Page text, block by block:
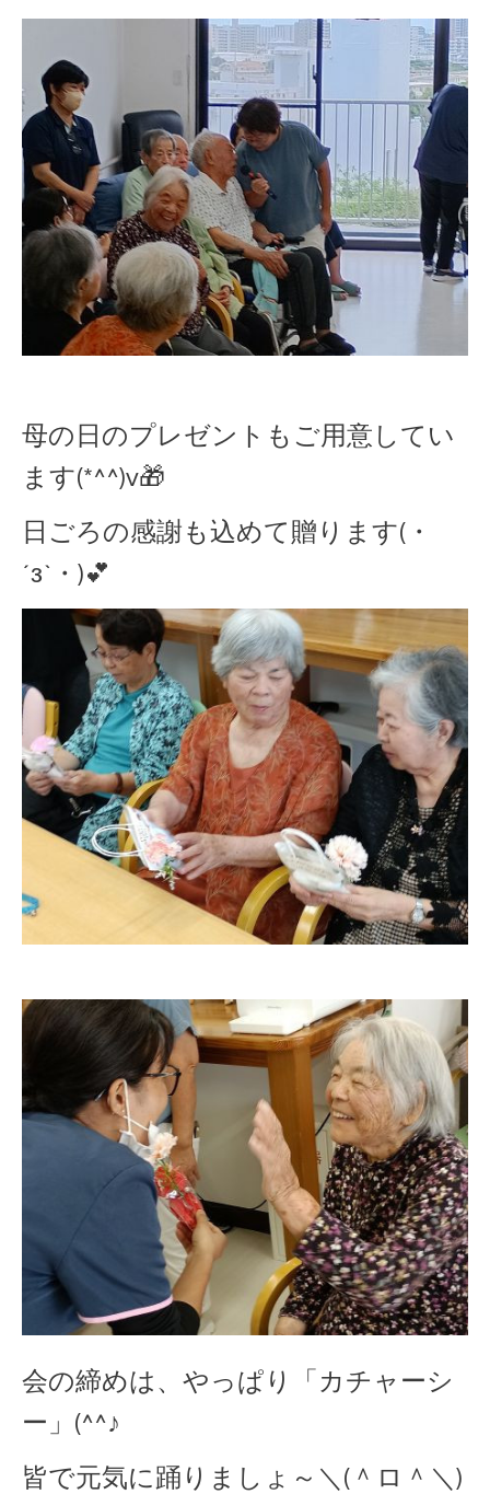
母の日のプレゼントもご用意してい
ます(*^^)v🎁
日ごろの感謝も込めて贈ります(・
´з`・)💕
会の締めは、やっぱり「カチャーシ
ー」(^^♪
皆で元気に踊りましょ～＼(＾ロ＾＼)